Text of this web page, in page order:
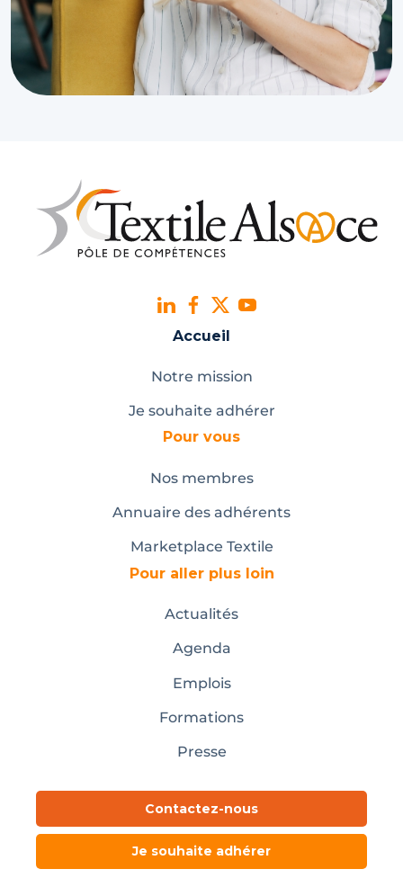
Accueil
Notre mission
Je souhaite adhérer
Pour vous
Nos membres
Annuaire des adhérents
Marketplace Textile
Pour aller plus loin
Actualités
Agenda
Emplois
Formations
Presse
Contactez-nous
Je souhaite adhérer